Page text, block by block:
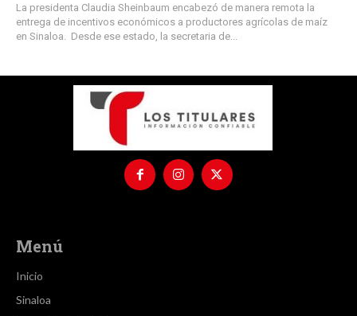
La presidenta Claudia Sheinbaum encabezó de manera remota la
entrega de incentivos económicos a productores agrícolas de maíz
en Sinaloa. Desde ese estado, la secretaria de...
Menú
Inicio
Sinaloa